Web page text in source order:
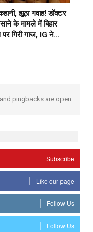
झूठा गवाह! डॉक्टर
के मामले में बिहार
पर गिरी गाज, IG ने…
pingbacks are open.
Subscribe
Like our page
Follow Us
Follow Us